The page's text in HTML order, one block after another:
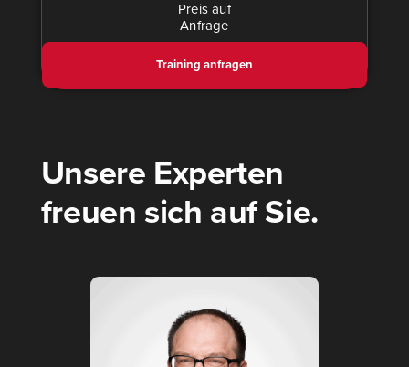
Preis auf
Anfra­ge
Trai­ning anfra­gen
Unsere Experten
freuen sich auf Sie.